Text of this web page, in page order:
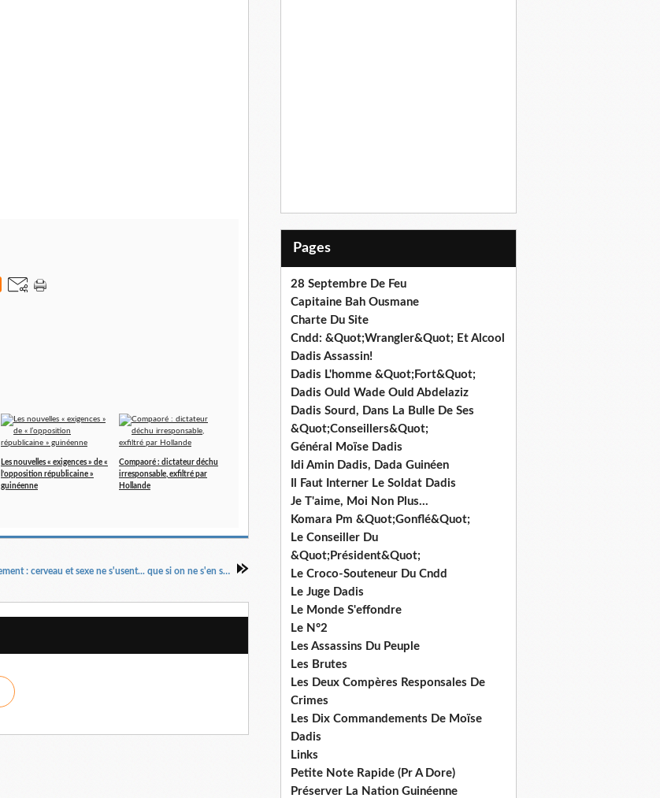
Les nouvelles « exigences » de «
l’opposition républicaine »
guinéenne
Compaoré : dictateur déchu
irresponsable, exfiltré par
Hollande
Vieillissement : cerveau et sexe ne s'usent... que si on ne s'en sert pas
Pages
28 Septembre De Feu
Capitaine Bah Ousmane
Charte Du Site
Cndd: &Quot;Wrangler&Quot; Et Alcool
Dadis Assassin!
Dadis L'homme &Quot;Fort&Quot;
Dadis Ould Wade Ould Abdelaziz
Dadis Sourd, Dans La Bulle De Ses
&Quot;Conseillers&Quot;
Général Moïse Dadis
Idi Amin Dadis, Dada Guinéen
Il Faut Interner Le Soldat Dadis
Je T'aime, Moi Non Plus...
Komara Pm &Quot;Gonflé&Quot;
Le Conseiller Du
&Quot;Président&Quot;
Le Croco-Souteneur Du Cndd
Le Juge Dadis
Le Monde S'effondre
Le N°2
Les Assassins Du Peuple
Les Brutes
Les Deux Compères Responsales De
Crimes
Les Dix Commandements De Moïse
Dadis
Links
Petite Note Rapide (Pr A Dore)
Préserver La Nation Guinéenne